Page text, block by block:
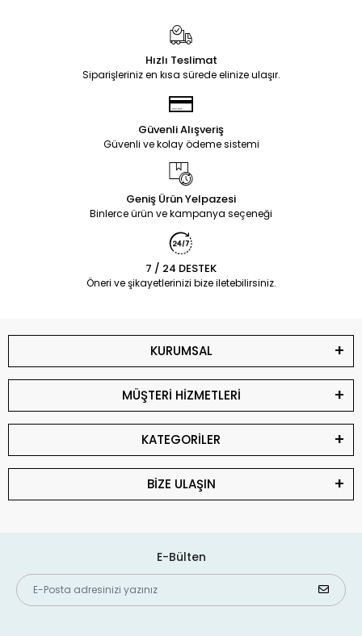
Hızlı Teslimat
Siparişleriniz en kısa sürede elinize ulaşır.
Güvenli Alışveriş
Güvenli ve kolay ödeme sistemi
Geniş Ürün Yelpazesi
Binlerce ürün ve kampanya seçeneği
7 / 24 DESTEK
Öneri ve şikayetlerinizi bize iletebilirsiniz.
KURUMSAL
MÜŞTERİ HİZMETLERİ
KATEGORİLER
BİZE ULAŞIN
E-Bülten